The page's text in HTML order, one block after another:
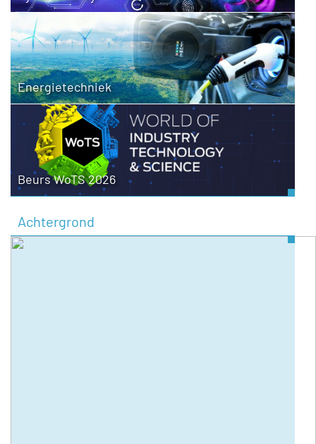
Energietechniek
Beurs WoTS 2026
Achtergrond